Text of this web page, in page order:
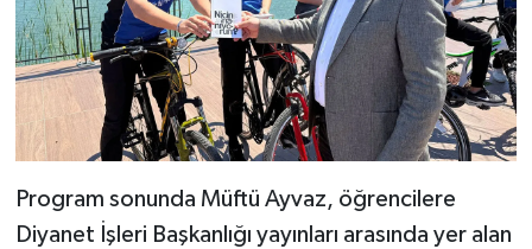
Program sonunda Müftü Ayvaz, öğrencilere
Diyanet İşleri Başkanlığı yayınları arasında yer alan
Kahramanmaraş Müftülüğü
Karabük Müftülüğü
Karaman Müftülüğü
Kars Müftülüğü